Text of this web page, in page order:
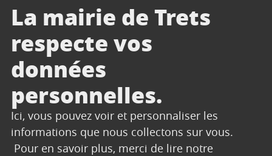
La mairie de Trets
respecte vos
données
personnelles.
Ici, vous pouvez voir et personnaliser les
informations que nous collectons sur vous.
Pour en savoir plus, merci de lire notre